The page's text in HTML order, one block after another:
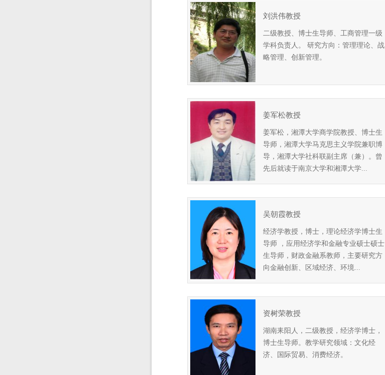
刘洪伟教授
二级教授、博士生导师、工商管理一级
学科负责人。 研究方向：管理理论、战
略管理、创新管理。
姜军松教授
姜军松，湘潭大学商学院教授、博士生
导师，湘潭大学马克思主义学院兼职博
导，湘潭大学社科联副主席（兼）。曾
先后就读于南京大学和湘潭大学...
吴朝霞教授
经济学教授，博士，理论经济学博士生
导师 ，应用经济学和金融专业硕士硕士
生导师，财政金融系教师，主要研究方
向金融创新、区域经济、环境...
资树荣教授
湖南耒阳人，二级教授，经济学博士，
博士生导师。教学研究领域：文化经
济、国际贸易、消费经济。